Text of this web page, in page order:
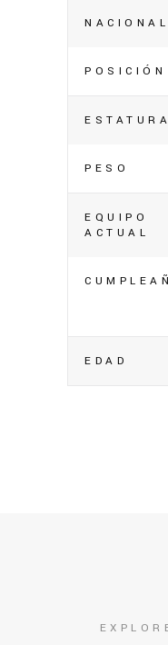
POSICIÓN
ESTATURA
PESO
EQUIPO
ACTUAL
EDAD